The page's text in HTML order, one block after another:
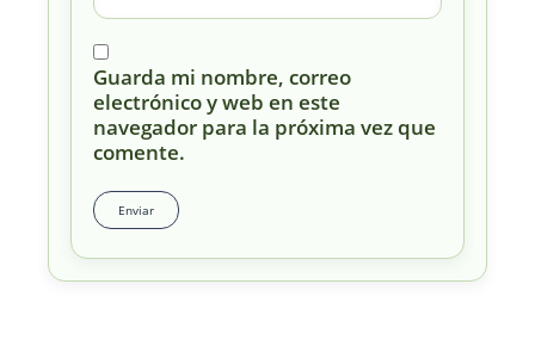
Guarda mi nombre, correo
electrónico y web en este
navegador para la próxima vez que
comente.